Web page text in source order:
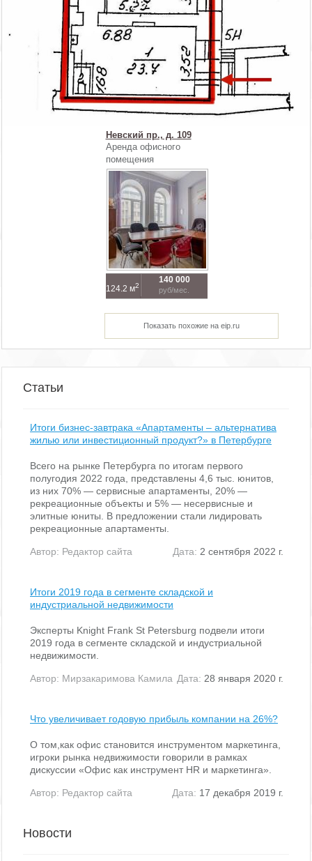
80 м2
105 000
руб/мес. 17.2 м руб/мес.
Невский пр., д. 109
Аренда офисного
помещения
124.2 м2
140 000
руб/мес.
Показать похожие на eip.ru
Статьи
Итоги бизнес-завтрака «Апартаменты – альтернатива
жилью или инвестиционный продукт?» в Петербурге
Всего на рынке Петербурга по итогам первого
полугодия 2022 года, представлены 4,6 тыс. юнитов,
из них 70% — сервисные апартаменты, 20% —
рекреационные объекты и 5% — несервисные и
элитные юниты. В предложении стали лидировать
рекреационные апартаменты.
Автор: Редактор сайта Дата: 2 сентября 2022 г.
Итоги 2019 года в сегменте складской и
индустриальной недвижимости
Эксперты Knight Frank St Petersburg подвели итоги
2019 года в сегменте складской и индустриальной
недвижимости.
Автор: Мирзакаримова Камила Дата: 28 января 2020 г.
Что увеличивает годовую прибыль компании на 26%?
О том,как офис становится инструментом маркетинга,
игроки рынка недвижимости говорили в рамках
дискуссии «Офис как инструмент HR и маркетинга».
Автор: Редактор сайта Дата: 17 декабря 2019 г.
Новости